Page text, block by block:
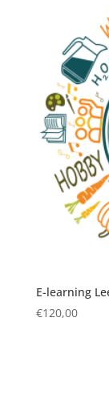
E-learning
€120,00